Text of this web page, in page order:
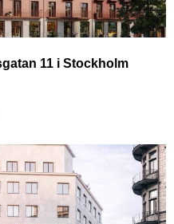
11 i Stockholm